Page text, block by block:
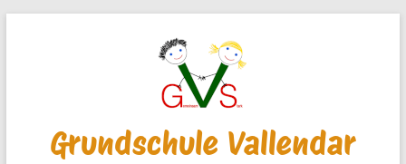
Grundschule Vallendar